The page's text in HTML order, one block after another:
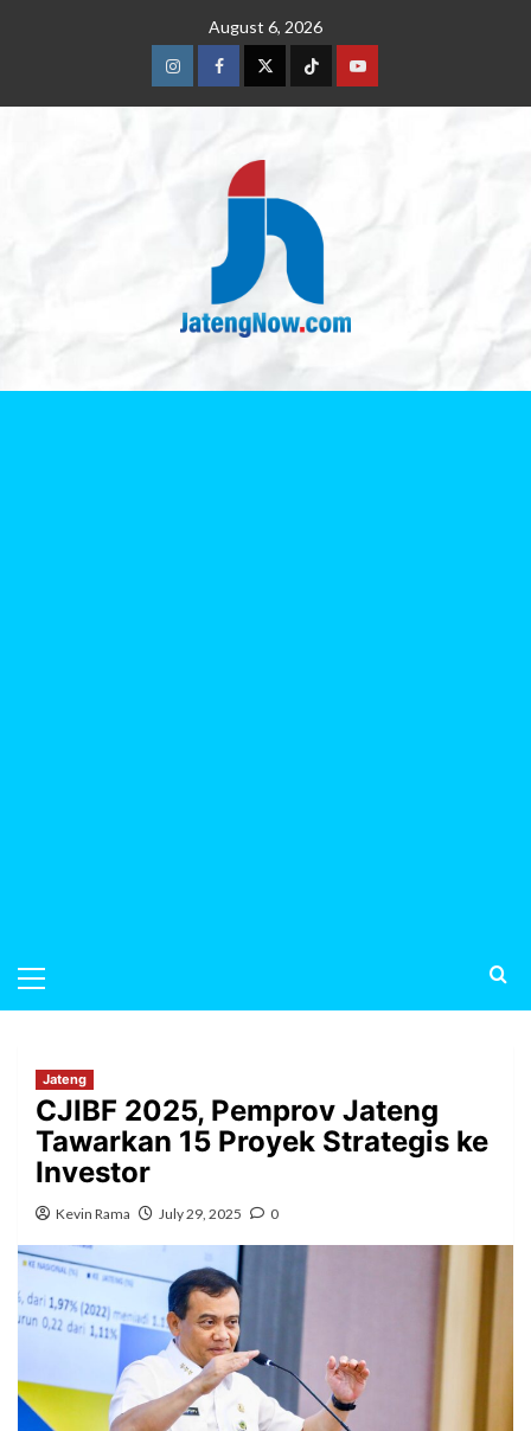
August 6, 2026
Jateng
CJIBF 2025, Pemprov Jateng
Tawarkan 15 Proyek Strategis ke
Investor
Kevin Rama July 29, 2025 0